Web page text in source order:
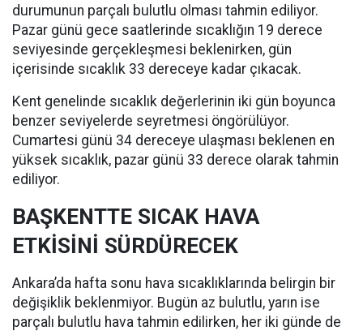
durumunun parçalı bulutlu olması tahmin ediliyor.
Pazar günü gece saatlerinde sıcaklığın 19 derece
seviyesinde gerçekleşmesi beklenirken, gün
içerisinde sıcaklık 33 dereceye kadar çıkacak.
Kent genelinde sıcaklık değerlerinin iki gün boyunca
benzer seviyelerde seyretmesi öngörülüyor.
Cumartesi günü 34 dereceye ulaşması beklenen en
yüksek sıcaklık, pazar günü 33 derece olarak tahmin
ediliyor.
BAŞKENTTE SICAK HAVA
ETKİSİNİ SÜRDÜRECEK
Ankara’da hafta sonu hava sıcaklıklarında belirgin bir
değişiklik beklenmiyor. Bugün az bulutlu, yarın ise
parçalı bulutlu hava tahmin edilirken, her iki günde de